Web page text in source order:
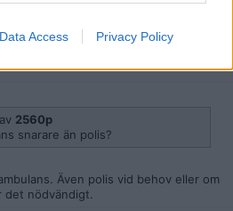
Data Access Privacy Policy
2560p
snarare än polis?
Även polis vid behov eller om
det nödvändigt.